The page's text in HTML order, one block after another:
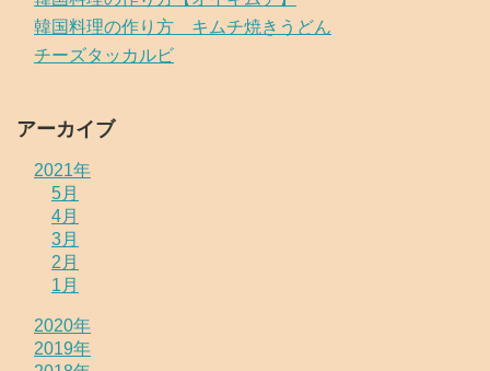
韓国料理の作り方 キムチ焼きうどん
チーズタッカルビ
アーカイブ
2021年
5月
4月
3月
2月
1月
2020年
2019年